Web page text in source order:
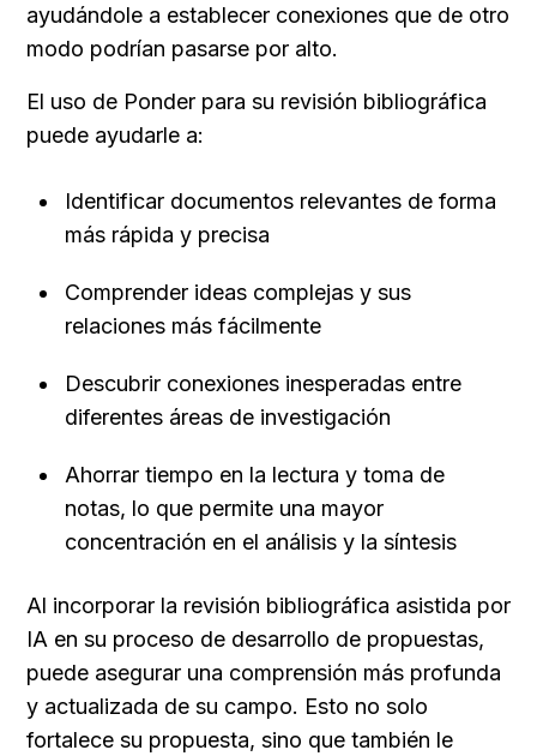
ayudándole a establecer conexiones que de otro
modo podrían pasarse por alto.
El uso de Ponder para su revisión bibliográfica
puede ayudarle a:
Identificar documentos relevantes de forma
más rápida y precisa
Comprender ideas complejas y sus
relaciones más fácilmente
Descubrir conexiones inesperadas entre
diferentes áreas de investigación
Ahorrar tiempo en la lectura y toma de
notas, lo que permite una mayor
concentración en el análisis y la síntesis
Al incorporar la revisión bibliográfica asistida por
IA en su proceso de desarrollo de propuestas,
puede asegurar una comprensión más profunda
y actualizada de su campo. Esto no solo
fortalece su propuesta, sino que también le